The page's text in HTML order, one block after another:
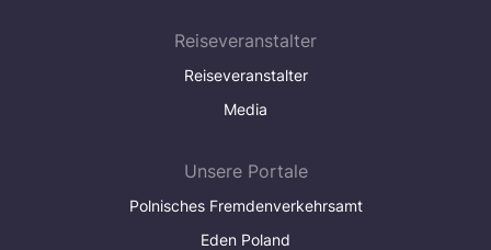
Reiseveranstalter
Reiseveranstalter
Media
Unsere Portale
Polnisches Fremdenverkehrsamt
Eden Poland